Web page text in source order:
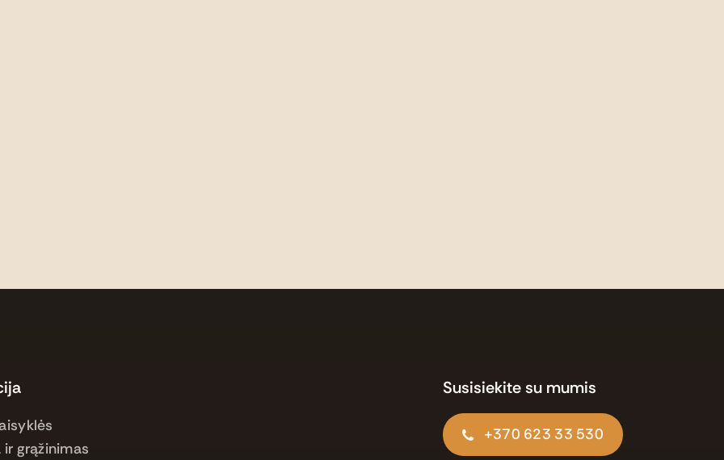
grąžinimas
Susisiekite su mumis
+370 623 33 530